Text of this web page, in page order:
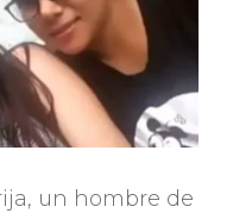
un hombre de